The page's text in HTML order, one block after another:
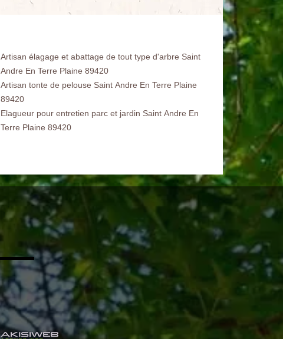
Artisan élagage et abattage de tout type d'arbre Saint
Andre En Terre Plaine 89420
Artisan tonte de pelouse Saint Andre En Terre Plaine
89420
Elagueur pour entretien parc et jardin Saint Andre En
Terre Plaine 89420